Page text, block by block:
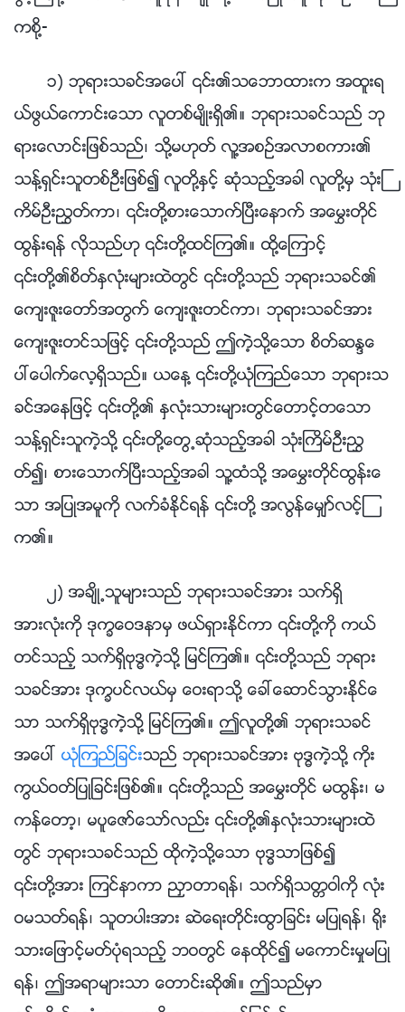
ကစို႔-
၁) ဘုရားသခင္အေပၚ ၎၏သေဘာထားက အထူးရ
ယ္ဖြယ္ေကာင္းေသာ လူတစ္မ်ိဳးရွိ၏။ ဘုရားသခင္သည္ ဘု
ရားေလာင္းျဖစ္သည္၊ သို႔မဟုတ္ လူ႔အစဥ္အလာစကား၏
သန္႔ရွင္းသူတစ္ဦးျဖစ္၍ လူတို႔ႏွင့္ ဆုံသည့္အခါ လူတို႔မွ သုံးႀ
ကိမ္ဦးၫႊတ္ကာ၊ ၎တို႔စားေသာက္ၿပီးေနာက္ အေမႊးတိုင္
ထြန္းရန္ လိုသည္ဟု ၎တို႔ထင္ၾက၏။ ထို႔ေၾကာင့္
၎တို႔၏စိတ္ႏွလုံးမ်ားထဲတြင္ ၎တို႔သည္ ဘုရားသခင္၏
ေက်းဇူးေတာ္အတြက္ ေက်းဇူးတင္ကာ၊ ဘုရားသခင္အား
ေက်းဇူးတင္သျဖင့္ ၎တို႔သည္ ဤကဲ့သို႔ေသာ စိတ္ဆႏၵေ
ပၚေပါက္ေလ့ရွိသည္။ ယေန႔ ၎တို႔ယုံၾကည္ေသာ ဘုရားသ
ခင္အေနျဖင့္ ၎တို႔၏ ႏွလုံးသားမ်ားတြင္ေတာင့္တေသာ
သန္႔ရွင္းသူကဲ့သို႔ ၎တို႔ေတြ႕ဆုံသည့္အခါ သုံးႀကိမ္ဦးၫႊ
တ္၍၊ စားေသာက္ၿပီးသည့္အခါ သူ႔ထံသို႔ အေမႊးတိုင္ထြန္းေ
သာ အျပဳအမူကို လက္ခံႏိုင္ရန္ ၎တို႔ အလြန္ေမွ်ာ္လင့္ၾ
က၏။
၂) အခ်ိဳ႕သူမ်ားသည္ ဘုရားသခင္အား သက္ရွိ
အားလုံးကို ဒုကၡေဝဒနာမွ ဖယ္ရွားႏိုင္ကာ ၎တို႔ကို ကယ္
တင္သည့္ သက္ရွိဗုဒၶကဲ့သို႔ ျမင္ၾက၏။ ၎တို႔သည္ ဘုရား
သခင္အား ဒုကၡပင္လယ္မွ ေဝးရာသို႔ ေခၚေဆာင္သြားႏိုင္ေ
သာ သက္ရွိဗုဒၶကဲ့သို႔ ျမင္ၾက၏။ ဤလူတို႔၏ ဘုရားသခင္
အေပၚ ယုံၾကည္ျခင္းသည္ ဘုရားသခင္အား ဗုဒၶကဲ့သို႔ ကိုး
ကြယ္ဝတ္ျပဳျခင္းျဖစ္၏။ ၎တို႔သည္ အေမႊးတိုင္ မထြန္း၊ မ
ကန္ေတာ့၊ မပူေဇာ္ေသာ္လည္း ၎တို႔၏ႏွလုံးသားမ်ားထဲ
တြင္ ဘုရားသခင္သည္ ထိုကဲ့သို႔ေသာ ဗုဒၶသာျဖစ္၍
၎တို႔အား ၾကင္နာကာ ညႇာတာရန္၊ သက္ရွိသတၱဝါကို လုံး
ဝမသတ္ရန္၊ သူတပါးအား ဆဲေရးတိုင္းထြာျခင္း မျပဳရန္၊ ႐ိုး
သားေျဖာင့္မတ္ပုံရသည့္ ဘဝတြင္ ေနထိုင္၍ မေကာင္းမႈမျပဳ
ရန္၊ ဤအရာမ်ားသာ ေတာင္းဆို၏။ ဤသည္မွာ